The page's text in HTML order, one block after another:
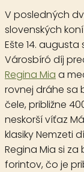
V posledných
slovenských
Ešte 14.
Városbíró díj
Regina Mia a
rovnej dráhe sa
čele, približne
neskorší víťaz
klasiky Nemzeti
Regina Mia si
forintov, čo je